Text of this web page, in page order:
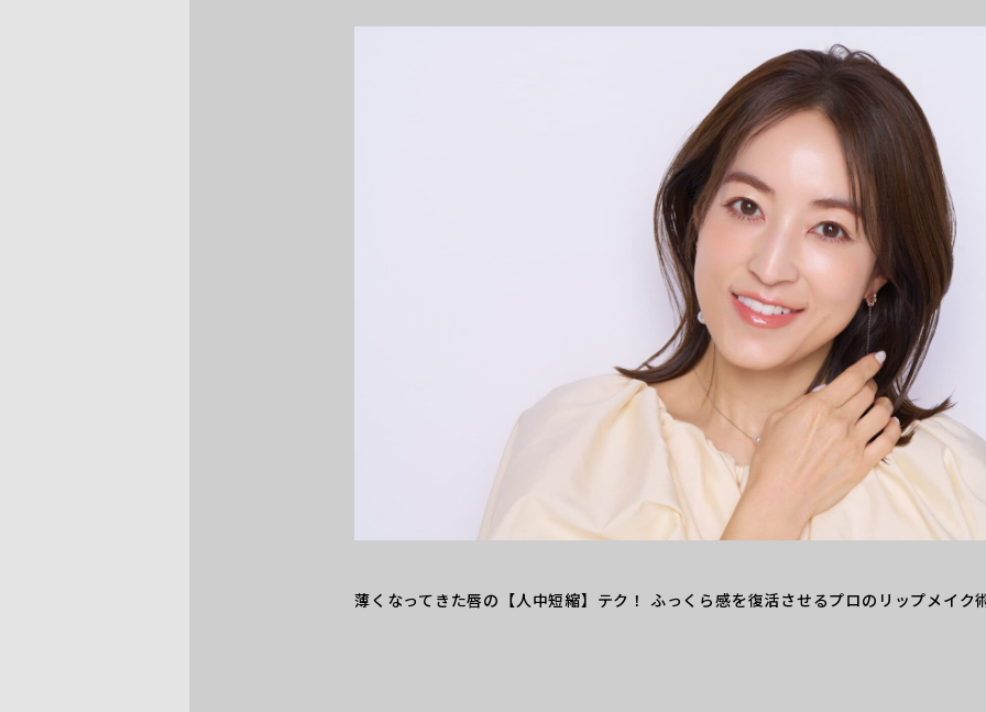
薄くなってきた唇の【人中短縮】テク！ ふっくら感を復活させるプロのリップメイク